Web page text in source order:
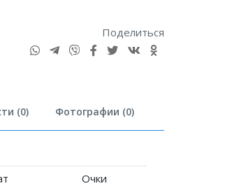
Поделиться
(0) Фотографии (0)
Очки